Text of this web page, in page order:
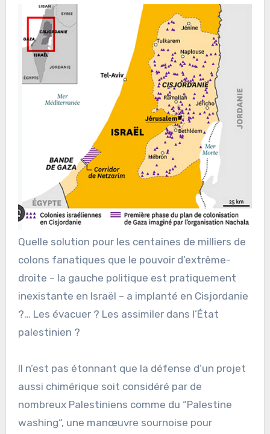
Quelle solution pour les centaines de milliers de
colons fanatiques que le pouvoir d’extrême-
droite – la gauche politique est pratiquement
inexistante en Israël – a implanté en Cisjordanie
?… Les évacuer ? Les assimiler dans l’État
palestinien ?
Il n’est pas étonnant que la défense d’un projet
aussi chimérique soit considéré par de
nombreux Palestiniens comme du “Palestine
washing“, une manœuvre sournoise pour